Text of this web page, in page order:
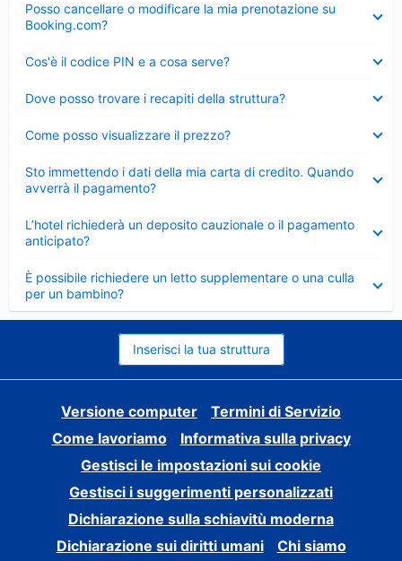
Posso cancellare o modificare la mia prenotazione su
Booking.com?
chiuso
Cos'è il codice PIN e a cosa serve?
chiuso
Dove posso trovare i recapiti della struttura?
chiuso
Come posso visualizzare il prezzo?
chiuso
Sto immettendo i dati della mia carta di credito. Quando
avverrà il pagamento?
chiuso
L’hotel richiederà un deposito cauzionale o il pagamento
anticipato?
chiuso
È possibile richiedere un letto supplementare o una culla
per un bambino?
Elemento
chiuso
Inserisci la tua struttura
Versione computer
Termini di Servizio
Come lavoriamo
Informativa sulla privacy
Gestisci le impostazioni sui cookie
Gestisci i suggerimenti personalizzati
Dichiarazione sulla schiavitù moderna
Dichiarazione sui diritti umani
Chi siamo